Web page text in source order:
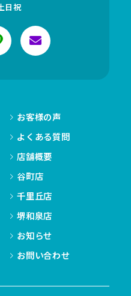
日祝
お客様の声
よくある質問
店舗概要
谷町店
千里丘店
堺和泉店
お知らせ
お問い合わせ